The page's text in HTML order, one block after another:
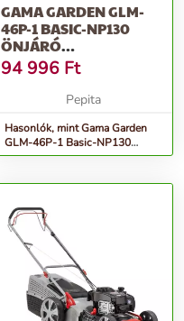
GAMA GARDEN GLM-
46P-1 BASIC-NP130
ÖNJÁRÓ
BENZINMOTOROS
FŰNYÍRÓ, PIROS
94 996 Ft
Pepita
Hasonlók, mint Gama Garden
GLM-46P-1 Basic-NP130
önjáró Benzinmotoros fűnyíró,